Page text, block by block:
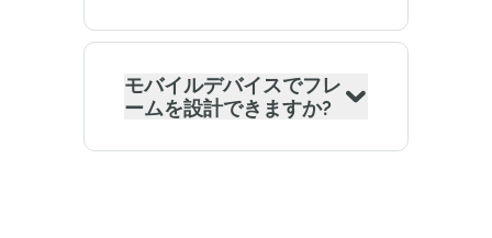
モバイルデバイスでフレ
ームを設計できますか?